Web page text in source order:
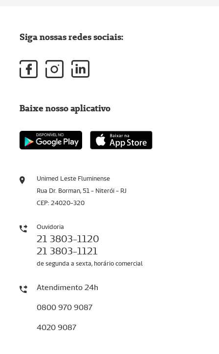
Unimed Leste Fluminense
Rua Dr. Borman, 51 - Niterói - RJ
CEP: 24020-320
Ouvidoria
21 3803-1120
21 3803-1121
de segunda a sexta, horário comercial
Atendimento 24h
0800 970 9087
4020 9087
Siga nossas redes sociais:
Baixe nosso aplicativo